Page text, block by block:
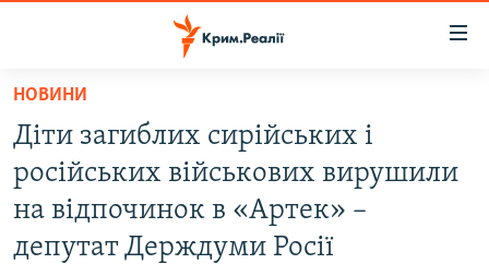
Перейти
основного
матеріалу
Перейти
до
основної
ВОДА.КРИМ
ВІДЕО ТА ФОТО
НОВИНИ
Діти загиблих сирійських і
російських військових вирушили
на відпочинок в «Артек» –
депутат Держдуми Росії